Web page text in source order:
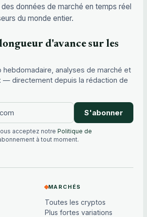
données de marché en temps réel
du monde entier.
d'avance sur les
hebdomadaire, analyses de marché et
— directement depuis la rédaction de
S'abonner
acceptez notre Politique de
à tout moment.
MARCHÉS
Toutes les cryptos
Plus fortes variations